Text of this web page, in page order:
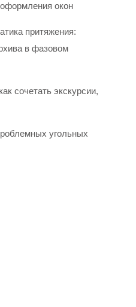
окон
притяжения:
в фазовом
сочетать экскурсии,
угольных